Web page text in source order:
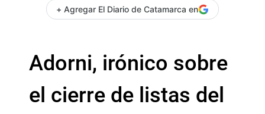
+ Agregar El Diario de Catamarca en
Adorni, irónico sobre
el cierre de listas del